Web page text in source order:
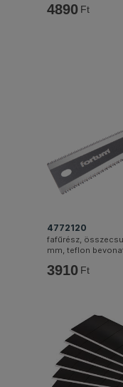
4890 Ft
4772120
fafűrész,
mm, teflon
3910 Ft